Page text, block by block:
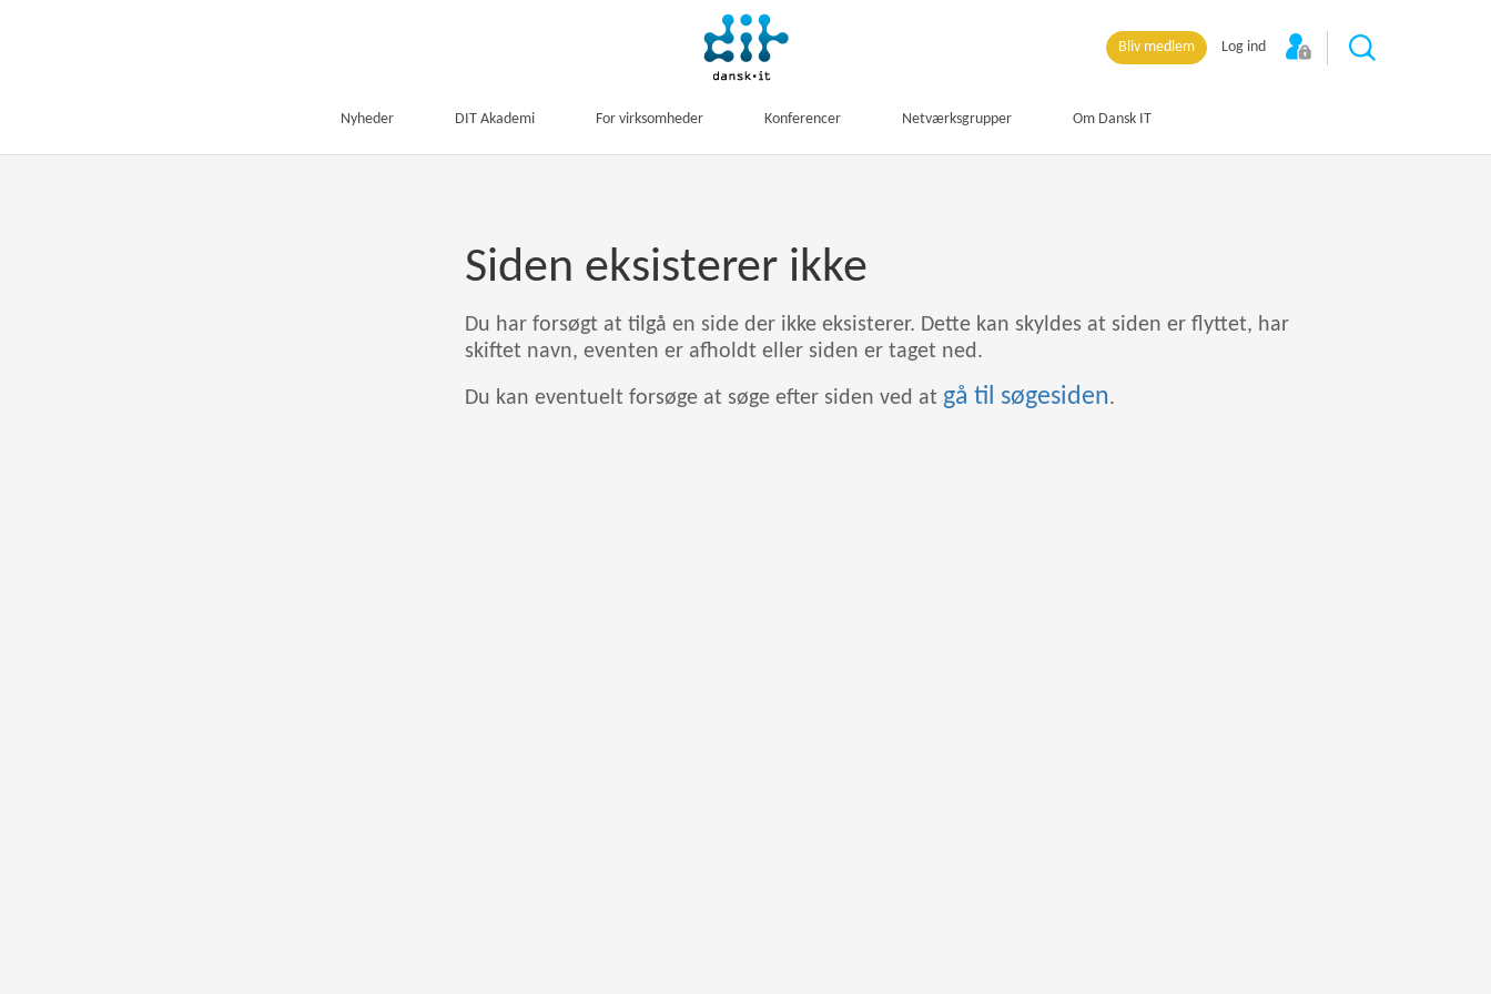
Bliv medlem Log ind
Nyheder DIT Akademi For virksomheder Konferencer Netværksgrupper Om Dansk IT
Siden eksisterer ikke
Du har forsøgt at tilgå en side der ikke eksisterer. Dette kan skyldes at siden er flyttet, har
skiftet navn, eventen er afholdt eller siden er taget ned.
Du kan eventuelt forsøge at søge efter siden ved at gå til søgesiden.